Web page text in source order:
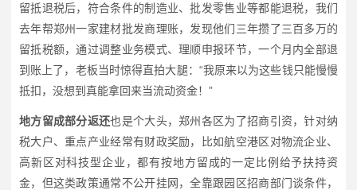
留抵退税后，符合条件的制造业、批发零售业等都能退税，我们
去年帮郑州一家建材批发商理账，发现他们三年攒了三百多万的
留抵税额，通过调整业务模式、理顺申报环节，一个月内全部退
到账上了，老板当时惊得直拍大腿：“我原来以为这些钱只能慢慢
抵扣，没想到真能拿回来当流动资金！”
地方留成部分返还也是个大头，郑州各区为了招商引资，针对纳
税大户、重点产业经常有财政奖励，比如航空港区对物流企业、
高新区对科技型企业，都有按地方留成的一定比例给予扶持资
金，但这类政策通常不公开挂网，全靠跟园区招商部门谈条件，